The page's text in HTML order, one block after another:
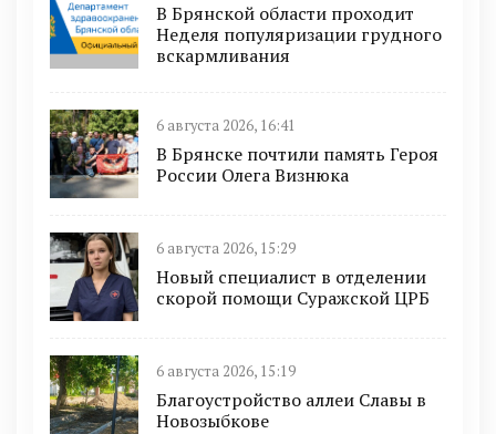
В Брянской области проходит
Неделя популяризации грудного
вскармливания
6 августа 2026, 16:41
В Брянске почтили память Героя
России Олега Визнюка
6 августа 2026, 15:29
Новый специалист в отделении
скорой помощи Суражской ЦРБ
6 августа 2026, 15:19
Благоустройство аллеи Славы в
Новозыбкове